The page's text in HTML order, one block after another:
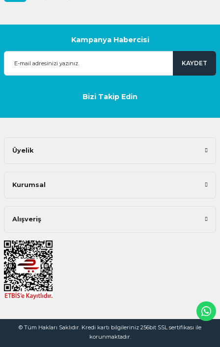
Kampanya Habercisi
KAYDET
Bizi Takip Edin
Üyelik
Kurumsal
Alışveriş
© Tüm Hakları Saklıdır. Kredi kartı bilgileriniz 256bit SSL sertifikası ile
korunmaktadır.